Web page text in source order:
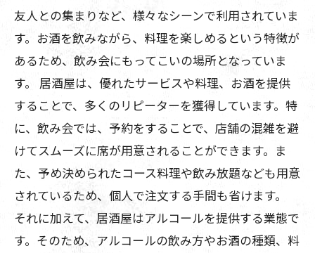
友人との集まりなど、様々なシーンで利用されていま
す。お酒を飲みながら、料理を楽しめるという特徴が
あるため、飲み会にもってこいの場所となっていま
す。 居酒屋は、優れたサービスや料理、お酒を提供
することで、多くのリピーターを獲得しています。特
に、飲み会では、予約をすることで、店舗の混雑を避
けてスムーズに席が用意されることができます。ま
た、予め決められたコース料理や飲み放題なども用意
されているため、個人で注文する手間も省けます。
それに加えて、居酒屋はアルコールを提供する業態で
す。そのため、アルコールの飲み方やお酒の種類、料